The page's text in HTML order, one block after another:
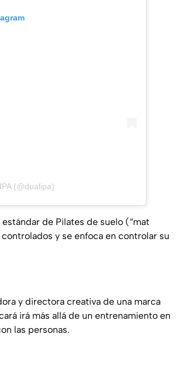
(@dualipa)
de Pilates de suelo (“mat
y se enfoca en controlar su
y directora creativa de una marca
irá más allá de un entrenamiento en
las personas.